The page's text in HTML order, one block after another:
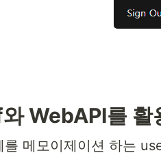
WebAPI를 활
를 메모이제이션 하는